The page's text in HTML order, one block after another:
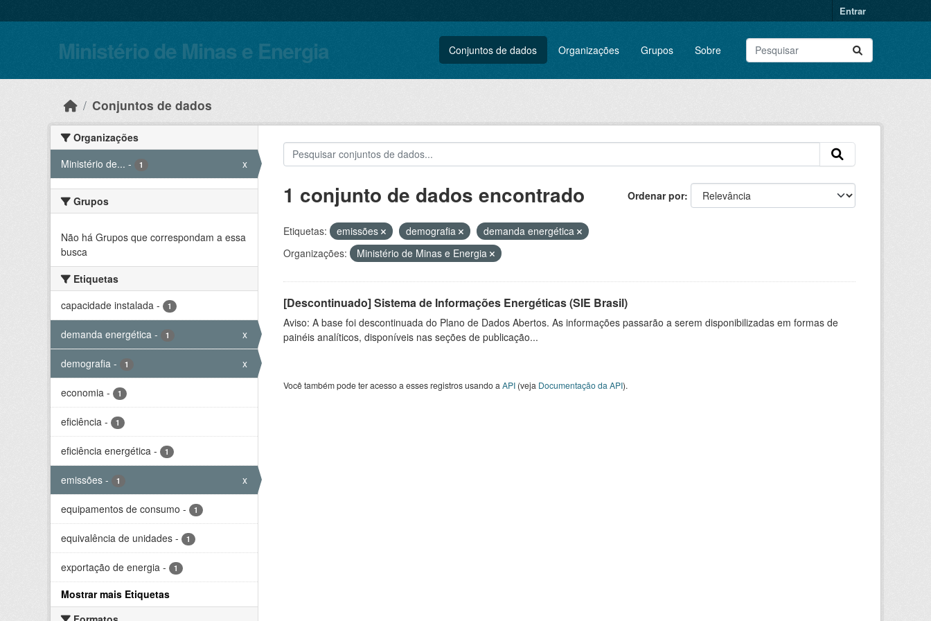
Entrar
Ministério de Minas e Energia Conjuntos de dados Organizações Grupos Sobre
Conjuntos de dados
Organizações
Ministério de... - 1 x
Grupos
Não há Grupos que correspondam a essa
busca
Etiquetas
capacidade instalada - 1
demanda energética - 1 x
demografia - 1 x
economia - 1
eficiência - 1
eficiência energética - 1
emissões - 1 x
equipamentos de consumo - 1
equivalência de unidades - 1
exportação de energia - 1
Mostrar mais Etiquetas
Ordenar por
1 conjunto de dados encontrado
Etiquetas: emissões demografia
demanda energética
Organizações:
Ministério de Minas e Energia
[Descontinuado] Sistema de Informações Energéticas (SIE Brasil)
Aviso: A base foi descontinuada do Plano de Dados Abertos. As informações passarão a serem disponibilizadas em formas de
painéis analíticos, disponíveis nas seções de publicação...
Você também pode ter acesso a esses registros usando a API(veja Documentação da API).